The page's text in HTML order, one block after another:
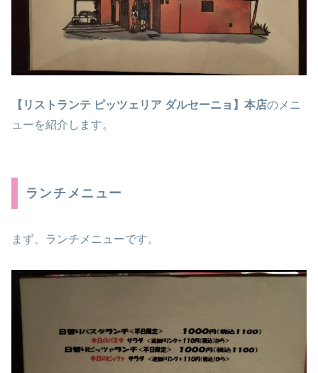
【リストランテ ピッツェリア ダルセーニョ】本店のメニ
ューを紹介します。
ランチメニュー
まず、ランチメニューです。